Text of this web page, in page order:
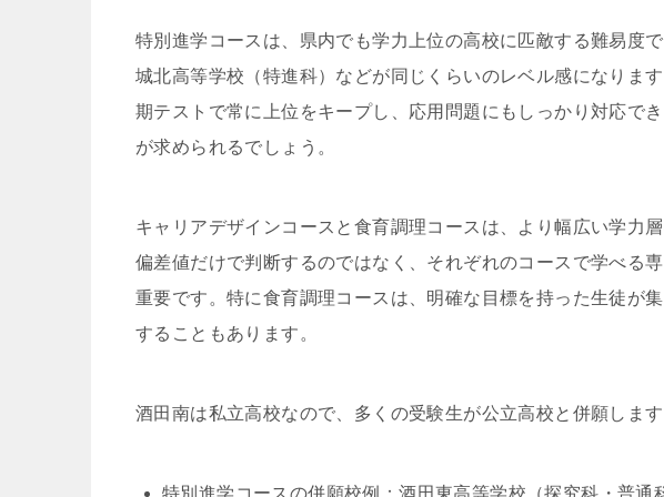
特別進学コースは、県内でも学力上位の高校に匹敵する難易度
城北高等学校（特進科）などが同じくらいのレベル感になりま
期テストで常に上位をキープし、応用問題にもしっかり対応で
が求められるでしょう。
キャリアデザインコースと食育調理コースは、より幅広い学力
偏差値だけで判断するのではなく、それぞれのコースで学べる
重要です。特に食育調理コースは、明確な目標を持った生徒が
することもあります。
酒田南は私立高校なので、多くの受験生が公立高校と併願しま
特別進学コースの併願校例：酒田東高等学校（探究科・普